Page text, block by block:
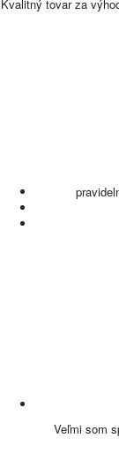
Kvalitný tovar za
Veľmi som